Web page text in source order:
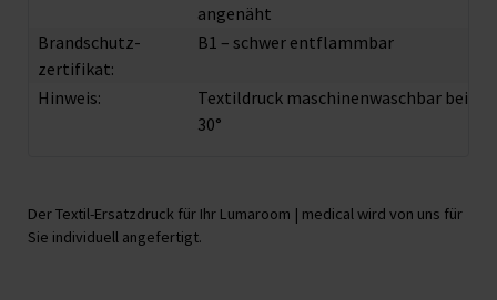
angenäht
Brandschutz­
zertifikat:
B1 – schwer entflammbar
Hinweis:
Textildruck maschinenwaschbar bei
30°
Der Textil-Ersatzdruck für Ihr Lumaroom | medical wird von uns für
Sie individuell angefertigt.